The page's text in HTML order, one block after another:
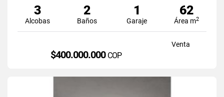
3
Alcobas
2
Baños
1
Garaje
62
Área m2
Venta
$400.000.000 COP